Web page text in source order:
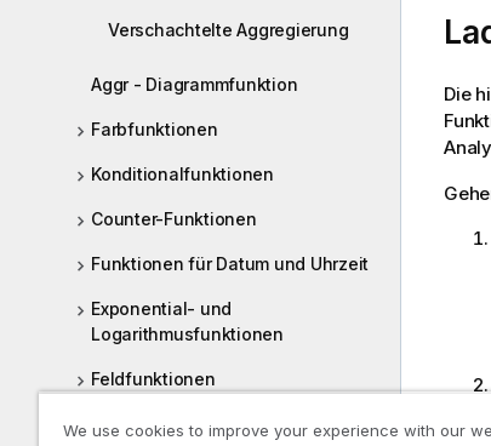
Verschachtelte Aggregierung
Aggr - Diagrammfunktion
Farbfunktionen
Konditionalfunktionen
Counter-Funktionen
Funktionen für Datum und Uhrzeit
Exponential- und
Logarithmusfunktionen
Feldfunktionen
Dateifunktionen
Die
We use cookies to improve your experience with our